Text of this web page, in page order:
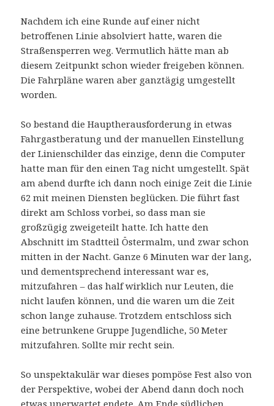
Nachdem ich eine Runde auf einer nicht
betroffenen Linie absolviert hatte, waren die
Straßensperren weg. Vermutlich hätte man ab
diesem Zeitpunkt schon wieder freigeben können.
Die Fahrpläne waren aber ganztägig umgestellt
worden.
So bestand die Hauptherausforderung in etwas
Fahrgastberatung und der manuellen Einstellung
der Linienschilder das einzige, denn die Computer
hatte man für den einen Tag nicht umgestellt. Spät
am abend durfte ich dann noch einige Zeit die Linie
62 mit meinen Diensten beglücken. Die führt fast
direkt am Schloss vorbei, so dass man sie
großzügig zweigeteilt hatte. Ich hatte den
Abschnitt im Stadtteil Östermalm, und zwar schon
mitten in der Nacht. Ganze 6 Minuten war der lang,
und dementsprechend interessant war es,
mitzufahren – das half wirklich nur Leuten, die
nicht laufen können, und die waren um die Zeit
schon lange zuhause. Trotzdem entschloss sich
eine betrunkene Gruppe Jugendliche, 50 Meter
mitzufahren. Sollte mir recht sein.
So unspektakulär war dieses pompöse Fest also von
der Perspektive, wobei der Abend dann doch noch